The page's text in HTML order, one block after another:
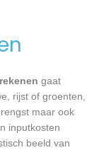
gaat
rijst of groenten,
maar ook
inputkosten
beeld van